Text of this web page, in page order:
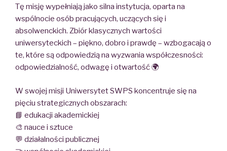
Tę misję wypełniają jako silna instytucja, oparta na
wspólnocie osób pracujących, uczących się i
absolwenckich. Zbiór klasycznych wartości
uniwersyteckich – piękno, dobro i prawdę – wzbogacają o
te, które są odpowiedzią na wyzwania współczesności:
odpowiedzialność, odwagę i otwartość 🌍
W swojej misji Uniwersytet SWPS koncentruje się na
pięciu strategicznych obszarach:
📘 edukacji akademickiej
🎨 nauce i sztuce
💬 działalności publicznej